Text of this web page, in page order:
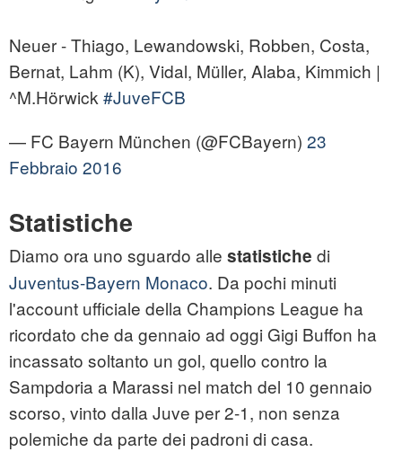
Neuer - Thiago, Lewandowski, Robben, Costa,
Bernat, Lahm (K), Vidal, Müller, Alaba, Kimmich |
^M.Hörwick #JuveFCB
— FC Bayern München (@FCBayern) 23
Febbraio 2016
Statistiche
Diamo ora uno sguardo alle statistiche di
Juventus-Bayern Monaco. Da pochi minuti
l'account ufficiale della Champions League ha
ricordato che da gennaio ad oggi Gigi Buffon ha
incassato soltanto un gol, quello contro la
Sampdoria a Marassi nel match del 10 gennaio
scorso, vinto dalla Juve per 2-1, non senza
polemiche da parte dei padroni di casa.